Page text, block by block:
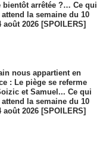
bientôt arrêtée ?… Ce qui
la semaine du 10
août 2026 [SPOILERS]
nous appartient en
: Le piège se referme
et Samuel... Ce qui
la semaine du 10
août 2026 [SPOILERS]